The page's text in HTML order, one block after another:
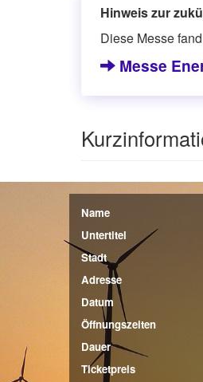
Hinweis zur
Diese Messe
Messe
Name
Untertitel
Stadt
Adresse
Datum
Öffnungszeiten
Dauer
Ticketpreis